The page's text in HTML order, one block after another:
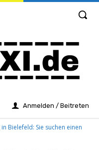
Anmelden / Beitreten
Bielefeld: Sie suchen einen